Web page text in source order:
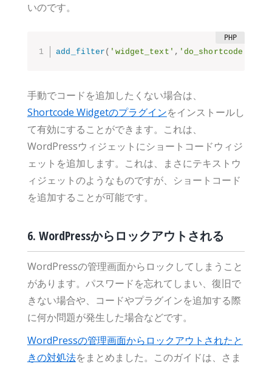
いのです。
add_filter ( 'widget_text' , 'do_shortcode'
手動でコードを追加したくない場合は、
Shortcode Widgetのプラグインをインストールし
て有効にすることができます。これは、
WordPressウィジェットにショートコードウィジ
ェットを追加します。これは、まさにテキストウ
ィジェットのようなものですが、ショートコード
を追加することが可能です。
6. WordPressからロックアウトされる
WordPressの管理画面からロックしてしまうこと
があります。パスワードを忘れてしまい、復旧で
きない場合や、コードやプラグインを追加する際
に何か問題が発生した場合などです。
WordPressの管理画面からロックアウトされたと
きの対処法をまとめました。このガイドは、さま